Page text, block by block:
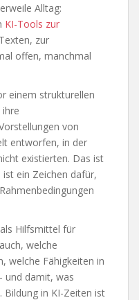
Alltag:
KI-Tools zur
zur
offen, manchmal
einem strukturellen
von
entworfen, in der
existierten. Das ist
ist ein Zeichen dafür,
Hilfsmittel für
welche
welche Fähigkeiten in
und damit, was
in KI-Zeiten ist